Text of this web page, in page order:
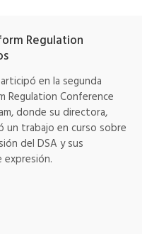
Regulation
en la segunda
Regulation Conference
donde su directora,
un trabajo en curso sobre
del DSA y sus
expresión.